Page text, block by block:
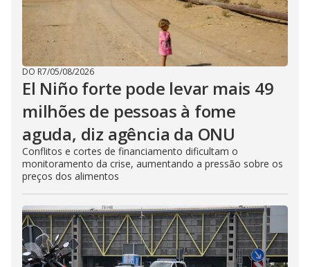
DO R7/05/08/2026
El Niño forte pode levar mais 49
milhões de pessoas à fome
aguda, diz agência da ONU
Conflitos e cortes de financiamento dificultam o
monitoramento da crise, aumentando a pressão sobre os
preços dos alimentos